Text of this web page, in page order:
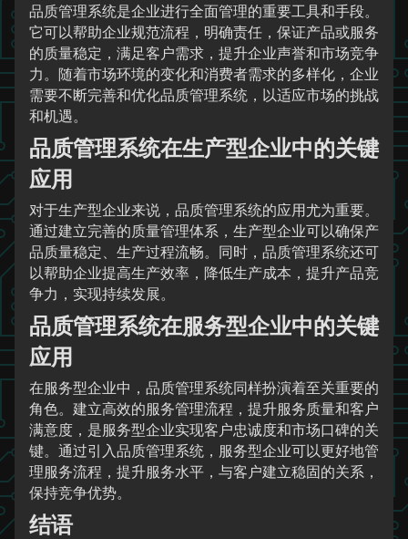
品质管理系统是企业进行全面管理的重要工具和手段。
它可以帮助企业规范流程，明确责任，保证产品或服务
的质量稳定，满足客户需求，提升企业声誉和市场竞争
力。随着市场环境的变化和消费者需求的多样化，企业
需要不断完善和优化品质管理系统，以适应市场的挑战
和机遇。
品质管理系统在生产型企业中的关键
应用
对于生产型企业来说，品质管理系统的应用尤为重要。
通过建立完善的质量管理体系，生产型企业可以确保产
品质量稳定、生产过程流畅。同时，品质管理系统还可
以帮助企业提高生产效率，降低生产成本，提升产品竞
争力，实现持续发展。
品质管理系统在服务型企业中的关键
应用
在服务型企业中，品质管理系统同样扮演着至关重要的
角色。建立高效的服务管理流程，提升服务质量和客户
满意度，是服务型企业实现客户忠诚度和市场口碑的关
键。通过引入品质管理系统，服务型企业可以更好地管
理服务流程，提升服务水平，与客户建立稳固的关系，
保持竞争优势。
结语